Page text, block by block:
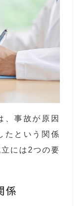
、事故が原因
たという関係
には2つの要
係